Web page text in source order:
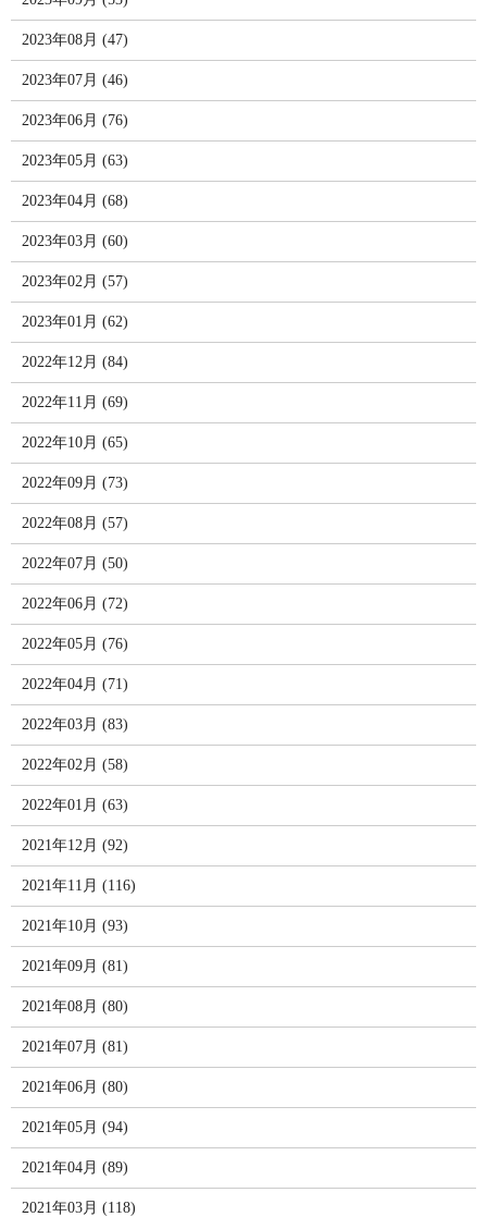
2023年08月 (47)
2023年07月 (46)
2023年06月 (76)
2023年05月 (63)
2023年04月 (68)
2023年03月 (60)
2023年02月 (57)
2023年01月 (62)
2022年12月 (84)
2022年11月 (69)
2022年10月 (65)
2022年09月 (73)
2022年08月 (57)
2022年07月 (50)
2022年06月 (72)
2022年05月 (76)
2022年04月 (71)
2022年03月 (83)
2022年02月 (58)
2022年01月 (63)
2021年12月 (92)
2021年11月 (116)
2021年10月 (93)
2021年09月 (81)
2021年08月 (80)
2021年07月 (81)
2021年06月 (80)
2021年05月 (94)
2021年04月 (89)
2021年03月 (118)